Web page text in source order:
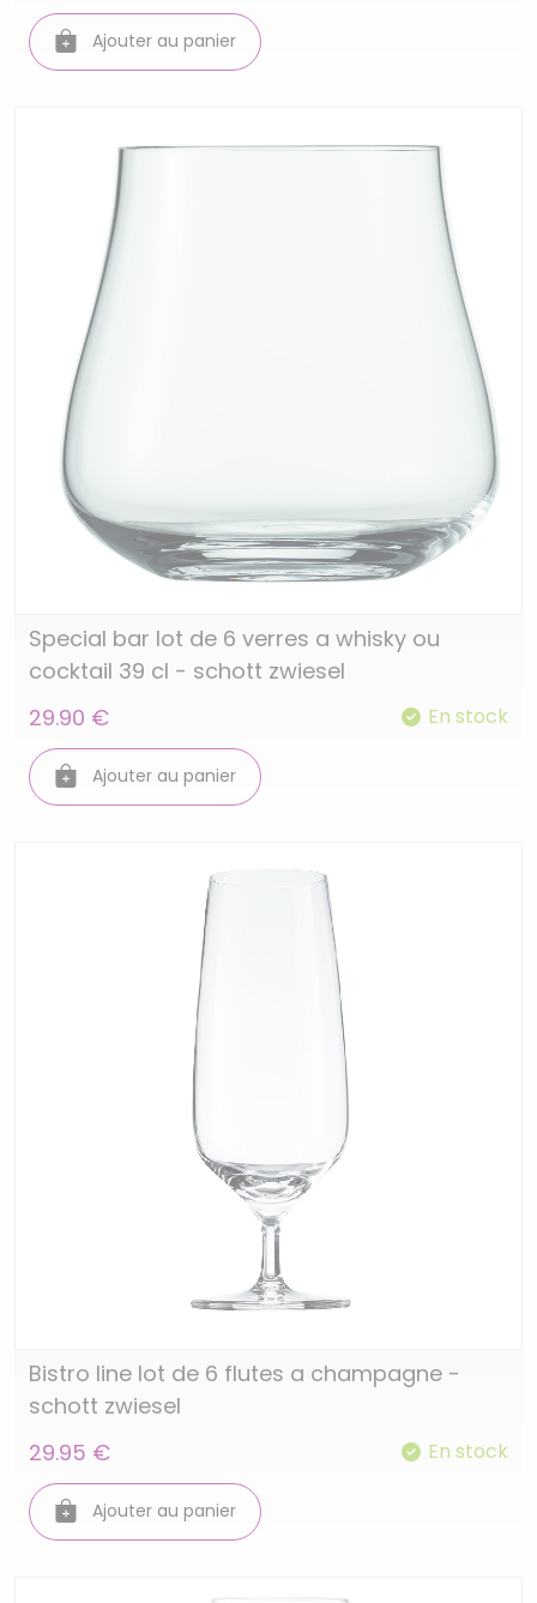
Ajouter au panier
Special bar lot de 6 verres a whisky ou
cocktail 39 cl - schott zwiesel
29.90 €
En stock
Ajouter au panier
Bistro line lot de 6 flutes a champagne -
schott zwiesel
29.95 €
En stock
Ajouter au panier